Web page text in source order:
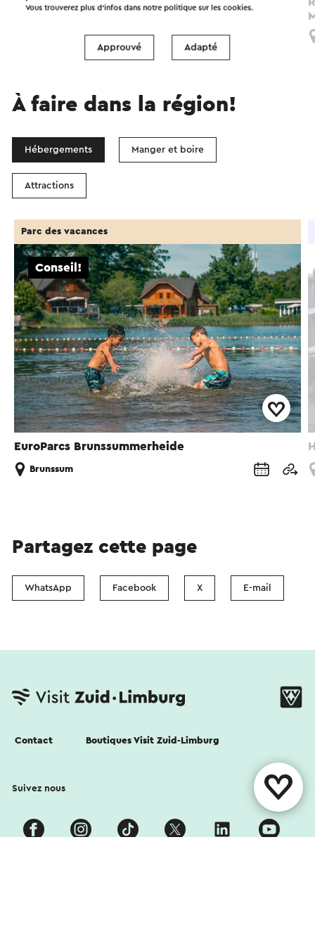
À faire dans la région!
Hébergements Manger et boire
Attractions
EuroParcs Brunssummerheide
Conseil!
Parc des vacances
Brunssum
Partagez cette page
WhatsApp Facebook X E-mail
Contact Boutiques Visit Zuid-Limburg
Suivez nous
Vous trouverez plus d’infos dans notre politique sur lescookies.
Approuvé Adapté